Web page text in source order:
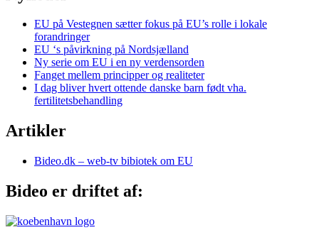
EU på Vestegnen sætter fokus på EU’s rolle i lokale
forandringer
EU ‘s påvirkning på Nordsjælland
Ny serie om EU i en ny verdensorden
Fanget mellem principper og realiteter
I dag bliver hvert ottende danske barn født vha.
fertilitetsbehandling
Artikler
Bideo.dk – web-tv bibiotek om EU
Bideo er driftet af: